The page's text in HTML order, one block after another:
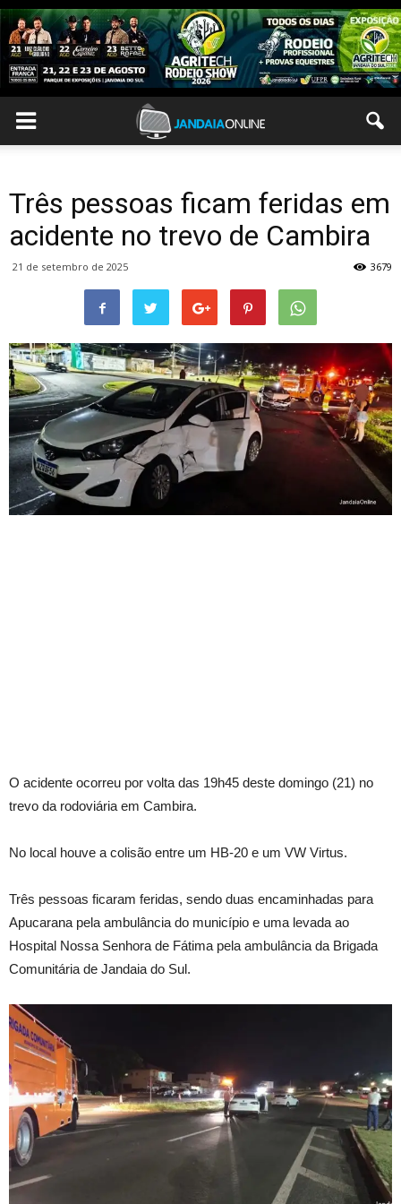
Três pessoas ficam feridas em
acidente no trevo de Cambira
21 de setembro de 2025 3679
O acidente ocorreu por volta das 19h45 deste domingo (21) no
trevo da rodoviária em Cambira.
No local houve a colisão entre um HB-20 e um VW Virtus.
Três pessoas ficaram feridas, sendo duas encaminhadas para
Apucarana pela ambulância do município e uma levada ao
Hospital Nossa Senhora de Fátima pela ambulância da Brigada
Comunitária de Jandaia do Sul.